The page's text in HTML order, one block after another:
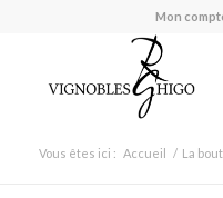
Mon
Vous êtes ici : Accueil / La